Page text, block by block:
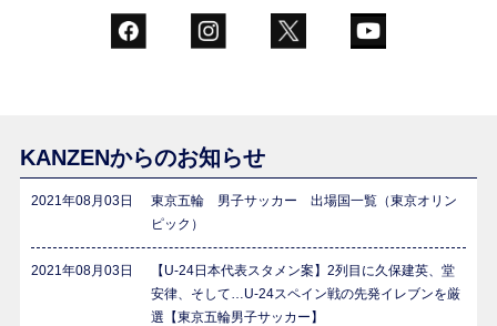
KANZENからのお知らせ
2021年08月03日
東京五輪 男子サッカー 出場国一覧（東京オリン
ピック）
2021年08月03日
【U-24日本代表スタメン案】2列目に久保建英、堂
安律、そして…U-24スペイン戦の先発イレブンを厳
選【東京五輪男子サッカー】